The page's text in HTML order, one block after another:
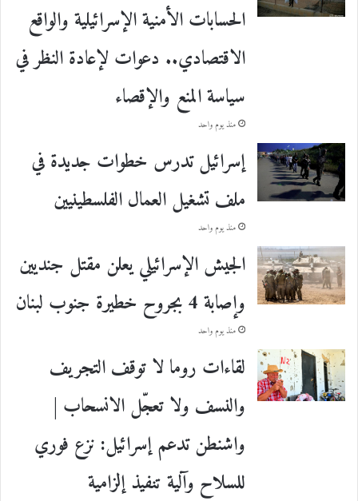
الحسابات الأمنية الإسرائيلية والواقع
الاقتصادي.. دعوات لإعادة النظر في
سياسة المنع والإقصاء
منذ يوم واحد
إسرائيل تدرس خطوات جديدة في
ملف تشغيل العمال الفلسطينيين
منذ يوم واحد
الجيش الإسرائيلي يعلن مقتل جنديين
وإصابة 4 بجروح خطيرة جنوب لبنان
منذ يوم واحد
لقاءات روما لا توقف التجريف
والنسف ولا تعجّل الانسحاب |
واشنطن تدعم إسرائيل: نزع فوري
للسلاح وآلية تنفيذ إلزامية